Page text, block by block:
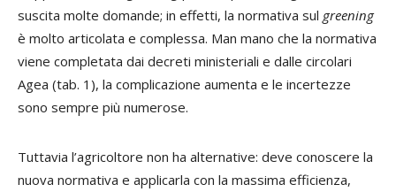
suscita molte domande; in effetti, la normativa sul greening
è molto articolata e complessa. Man mano che la normativa
viene completata dai decreti ministeriali e dalle circolari
Agea (tab. 1), la complicazione aumenta e le incertezze
sono sempre più numerose.
Tuttavia l’agricoltore non ha alternative: deve conoscere la
nuova normativa e applicarla con la massima efficienza,